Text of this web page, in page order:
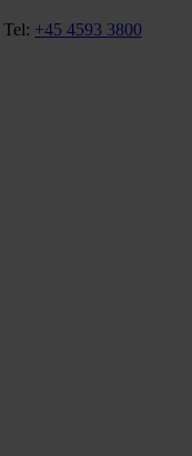
Tel: +45 4593 3800